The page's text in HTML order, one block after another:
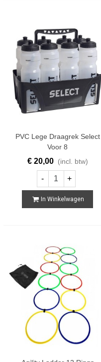
PVC Lege Draagrek Select
Voor 8
€ 20,00 (incl. btw)
- +
In Winkelwagen